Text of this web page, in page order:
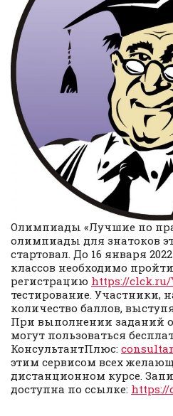
Олимпиады «Лучшие по
олимпиады для знатоков
стартовал. До 16 января
классов необходимо пройти
регистрацию https://clck.ru/
тестирование. Участники,
количество баллов,
При выполнении заданий
могут пользоваться
КонсультантПлюс:
этим сервисом всех
дистанционном курсе.
доступна по ссылке: https://